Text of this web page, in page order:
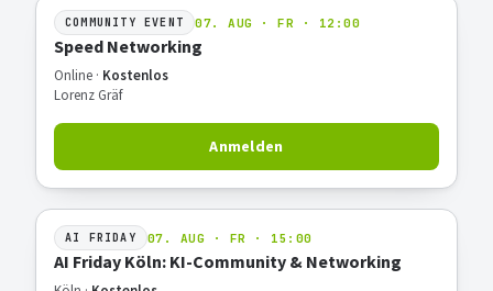
COMMUNITY EVENT 07. AUG · FR · 12:00
Speed Networking
Online · Kostenlos
Lorenz Gräf
Anmelden
AI FRIDAY 07. AUG · FR · 15:00
AI Friday Köln: KI-Community & Networking